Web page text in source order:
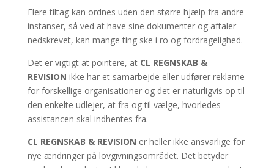
Flere tiltag kan ordnes uden den større hjælp fra andre
instanser, så ved at have sine dokumenter og aftaler
nedskrevet, kan mange ting ske i ro og fordragelighed.
Det er vigtigt at pointere, atCL REGNSKAB &
REVISION ikke har et samarbejde eller udfører reklame
for forskellige organisationer og det er naturligvis op til
den enkelte udlejer, at fra og til vælge, hvorledes
assistancen skal indhentes fra.
CL REGNSKAB & REVISION er heller ikke ansvarlige for
nye ændringer på lovgivningsområdet. Det betyder